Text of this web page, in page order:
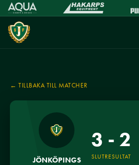
← TILLBAKA TILL MATCHER
JÖNKÖPINGS
3 - 2
SLUTRESULTAT